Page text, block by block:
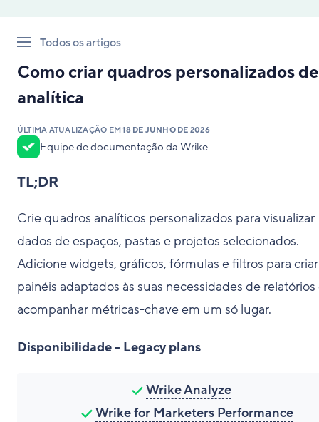
Todos os artigos
Como criar quadros personalizados de
analítica
ÚLTIMA ATUALIZAÇÃO EM18 DE JUNHO DE 2026
Equipe de documentação da Wrike
TL;DR
Crie quadros analíticos personalizados para visualizar
dados de espaços, pastas e projetos selecionados.
Adicione widgets, gráficos, fórmulas e filtros para criar
painéis adaptados às suas necessidades de relatórios
acompanhar métricas-chave em um só lugar.
Disponibilidade - Legacy plans
Wrike Analyze
Wrike for Marketers Performance